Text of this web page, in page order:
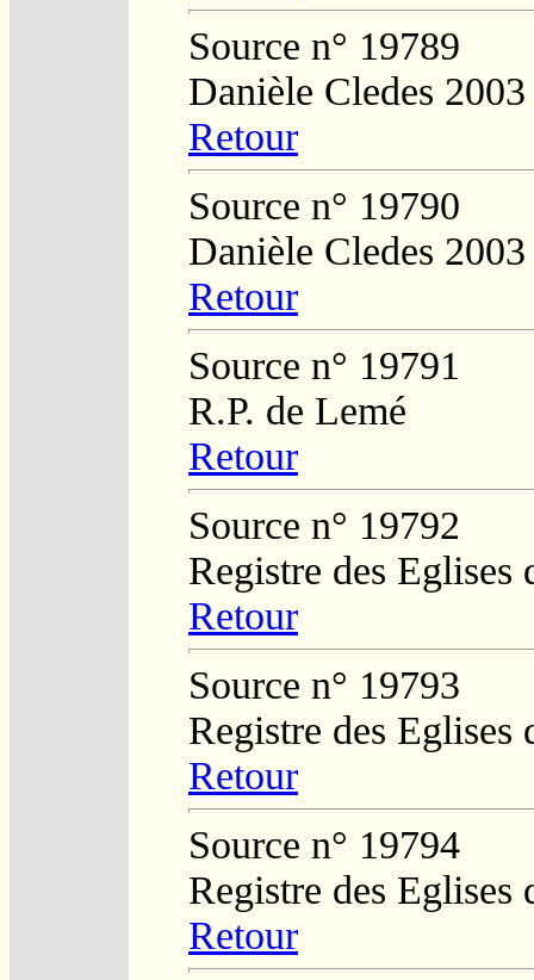
Source n° 19789
Danièle Cledes 2003
Retour
Source n° 19790
Danièle Cledes 2003
Retour
Source n° 19791
R.P. de Lemé
Retour
Source n° 19792
Registre des Eglises
Retour
Source n° 19793
Registre des Eglises
Retour
Source n° 19794
Registre des Eglises
Retour